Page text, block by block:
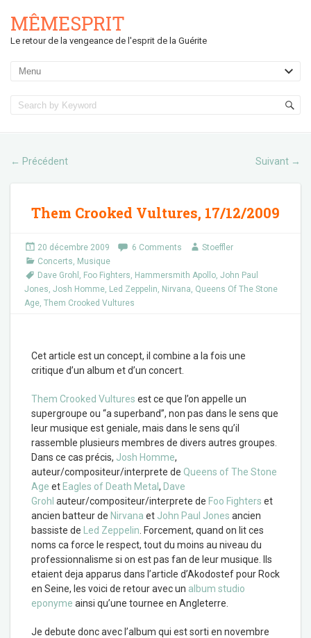
MÊMESPRIT
Le retour de la vengeance de l'esprit de la Guérite
← Précédent Suivant →
Them Crooked Vultures, 17/12/2009
20 décembre 2009 6 Comments
Stoeffler
Concerts, Musique
Dave Grohl , Foo Fighters, Hammersmith Apollo, John Paul
Jones, Josh Homme, Led Zeppelin, Nirvana, Queens Of The Stone
Age, Them Crooked Vultures
Cet article est un concept, il combine a la fois une
critique d’un album et d’un concert.
Them Crooked Vultures est ce que l’on appelle un
supergroupe ou “a superband”, non pas dans le sens que
leur musique est geniale, mais dans le sens qu’il
rassemble plusieurs membres de divers autres groupes.
Dans ce cas précis, Josh Homme,
auteur/compositeur/interprete de Queens of The Stone
Age et Eagles of Death Metal , Dave
Grohl auteur/compositeur/interprete de Foo Fighters et
ancien batteur de Nirvana et John Paul Jones ancien
bassiste de
Led Zeppelin . Forcement, quand on lit ces
noms ca force le respect, tout du moins au niveau du
professionnalisme si on est pas fan de leur musique. Ils
etaient deja apparus dans l’article d’Akodostef pour Rock
en Seine, les voici de retour avec un album studio
eponyme ainsi qu’une tournee en Angleterre.
Je debute donc avec l’album qui est sorti en novembre